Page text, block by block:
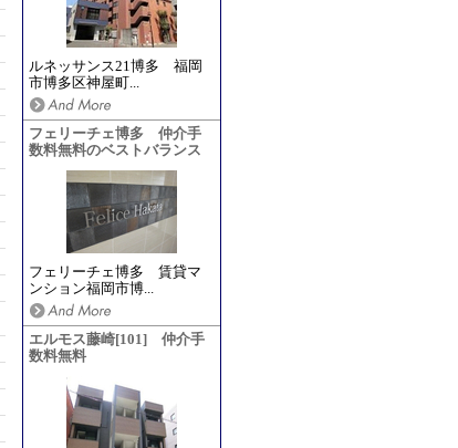
ルネッサンス21博多 福岡
市博多区神屋町...
フェリーチェ博多 仲介手
数料無料のベストバランス
フェリーチェ博多 賃貸マ
ンション福岡市博...
エルモス藤崎[101] 仲介手
数料無料